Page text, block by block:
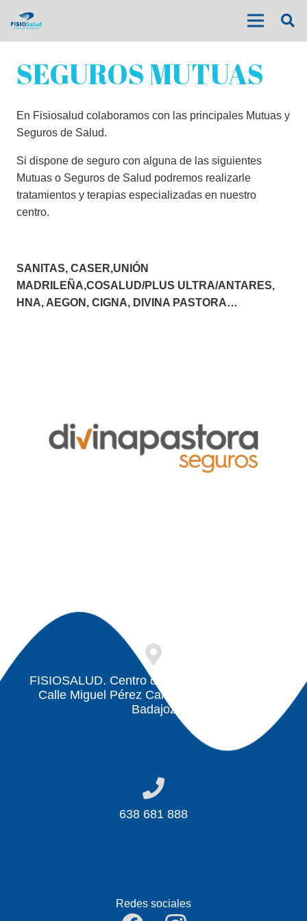
SEGUROS MUTUAS
En Fisiosalud colaboramos con las principales Mutuas y
Seguros de Salud.
Si dispone de seguro con alguna de las siguientes
Mutuas o Seguros de Salud podremos realizarle
tratamientos y terapias especializadas en nuestro
centro.
SANITAS, CASER,UNIÓN
MADRILEÑA,COSALUD/PLUS ULTRA/ANTARES,
HNA, AEGON, CIGNA, DIVINA PASTORA…
FISIOSALUD. Centro de fisioterapia. Badajoz
Calle Miguel Pérez Carrascosa, 11, 06011
Badajoz
638 681 888
Redes sociales